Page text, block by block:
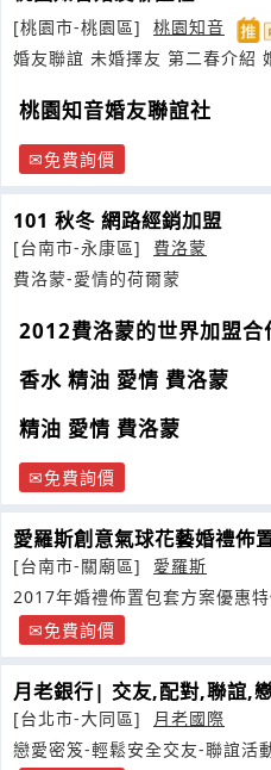
[桃園市-桃園區]
桃園知音
婚友聯誼 未婚擇友 第二春介紹
桃園知音婚友聯誼社
免費詢價
101 秋冬 網路經銷加盟
[台南市-永康區]
費洛蒙
費洛蒙-愛情的荷爾蒙
2012費洛蒙的世界加盟合
香水 精油 愛情 費洛蒙
精油 愛情 費洛蒙
免費詢價
愛羅斯創意氣球花藝婚禮佈
[台南市-關廟區]
愛羅斯
2017年婚禮佈置包套方案優惠
免費詢價
月老銀行| 交友,配對,聯誼,
[台北市-大同區]
月老國際
戀愛密笈-輕鬆安全交友-聯誼活